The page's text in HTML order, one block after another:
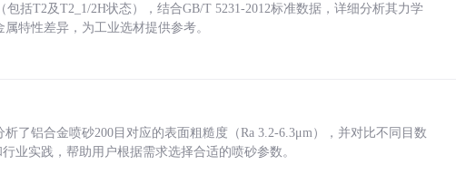
括T2及T2_1/2H状态），结合GB/T 5231-2012标准数据，详细分析其力学
特性差异，为工业选材提供参考。
了铝合金喷砂200目对应的表面粗糙度（Ra 3.2-6.3μm），并对比不同目数
业实践，帮助用户根据需求选择合适的喷砂参数。